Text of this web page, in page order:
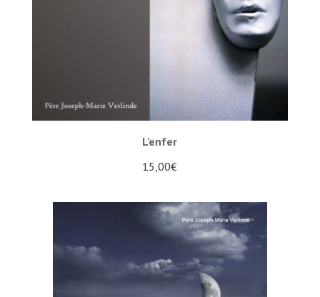
L'enfer
15,00€